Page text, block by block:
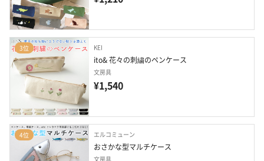
3位 KEI
ito& 花々の刺繍のペンケース
文房具
¥1,540
4位 エルコミューン
おさかな型マルチケース
文房具